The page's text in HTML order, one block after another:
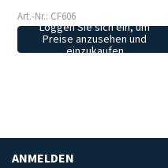
Art.-Nr.: CF606
Loggen Sie sich ein, um
Preise anzusehen und
einzukaufen
ANMELDEN